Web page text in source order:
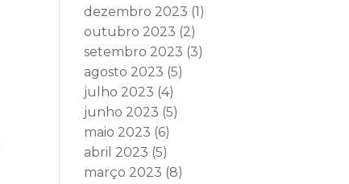
dezembro 2023 (1)
outubro 2023 (2)
setembro 2023 (3)
agosto 2023 (5)
julho 2023 (4)
junho 2023 (5)
maio 2023 (6)
abril 2023 (5)
março 2023 (8)